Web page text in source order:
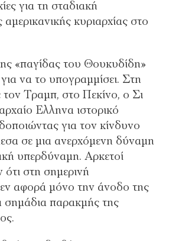
για τη σταδιακή
κυριαρχίας στο
«παγίδας του Θουκυδίδη»
να το υπογραµµίσει. Στη
Τραµπ, στο Πεκίνο, ο Σι
Ελληνα ιστορικό
για τον κίνδυνο
σε µια ανερχόµενη δύναµη
υπερδύναµη. Αρκετοί
ότι στη σηµερινή
αφορά µόνο την άνοδο της
σηµάδια παρακµής της